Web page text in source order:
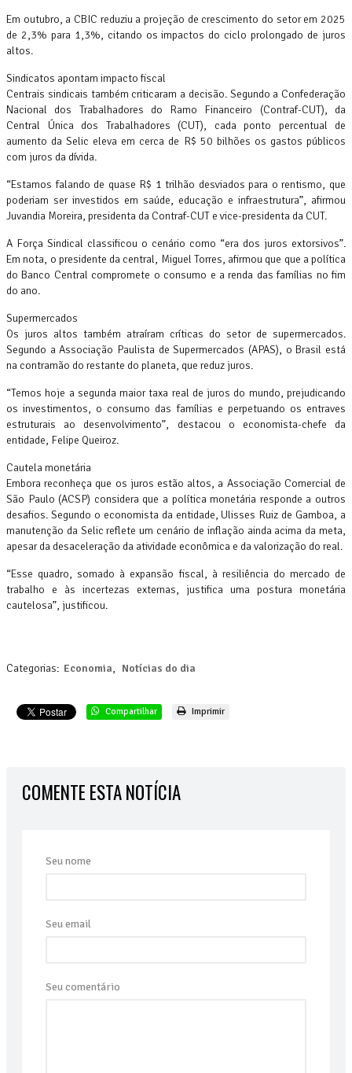
Em outubro, a CBIC reduziu a projeção de crescimento do setor em 2025
de 2,3% para 1,3%, citando os impactos do ciclo prolongado de juros
altos.
Sindicatos apontam impacto fiscal
Centrais sindicais também criticaram a decisão. Segundo a Confederação
Nacional dos Trabalhadores do Ramo Financeiro (Contraf-CUT), da
Central Única dos Trabalhadores (CUT), cada ponto percentual de
aumento da Selic eleva em cerca de R$ 50 bilhões os gastos públicos
com juros da dívida.
“Estamos falando de quase R$ 1 trilhão desviados para o rentismo, que
poderiam ser investidos em saúde, educação e infraestrutura”, afirmou
Juvandia Moreira, presidenta da Contraf-CUT e vice-presidenta da CUT.
A Força Sindical classificou o cenário como “era dos juros extorsivos”.
Em nota, o presidente da central, Miguel Torres, afirmou que que a política
do Banco Central compromete o consumo e a renda das famílias no fim
do ano.
Supermercados
Os juros altos também atraíram críticas do setor de supermercados.
Segundo a Associação Paulista de Supermercados (APAS), o Brasil está
na contramão do restante do planeta, que reduz juros.
“Temos hoje a segunda maior taxa real de juros do mundo, prejudicando
os investimentos, o consumo das famílias e perpetuando os entraves
estruturais ao desenvolvimento”, destacou o economista-chefe da
entidade, Felipe Queiroz.
Cautela monetária
Embora reconheça que os juros estão altos, a Associação Comercial de
São Paulo (ACSP) considera que a política monetária responde a outros
desafios. Segundo o economista da entidade, Ulisses Ruiz de Gamboa, a
manutenção da Selic reflete um cenário de inflação ainda acima da meta,
apesar da desaceleração da atividade econômica e da valorização do real.
“Esse quadro, somado à expansão fiscal, à resiliência do mercado de
trabalho e às incertezas externas, justifica uma postura monetária
cautelosa”, justificou.
Categorias: Economia, Notícias do dia
Compartilhar Imprimir
COMENTE ESTA NOTÍCIA
Seu nome
Seu email
Seu comentário